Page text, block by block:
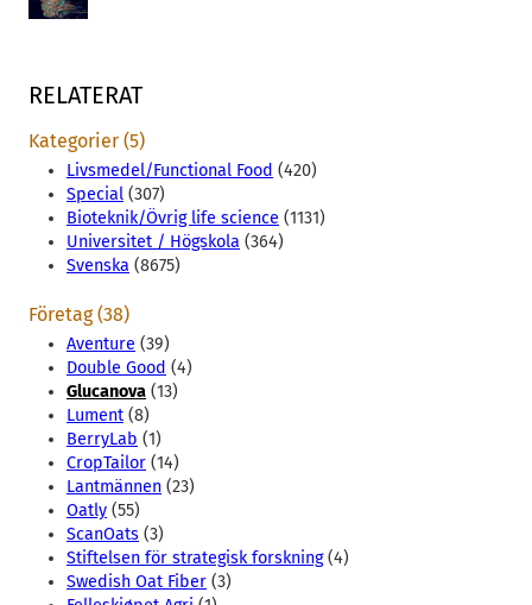
RELATERAT
Kategorier (5)
Livsmedel/Functional Food (420)
Special (307)
Bioteknik/Övrig life science (1131)
Universitet / Högskola (364)
Svenska (8675)
Företag (38)
Aventure (39)
Double Good (4)
Glucanova (13)
Lument (8)
BerryLab (1)
CropTailor (14)
Lantmännen (23)
Oatly (55)
ScanOats (3)
Stiftelsen för strategisk forskning(4)
Swedish Oat Fiber (3)